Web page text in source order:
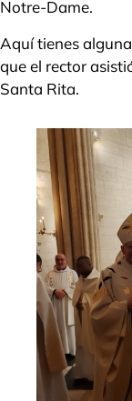
Notre-Dame.
Aquí tienes
que el rector
Santa Rita.